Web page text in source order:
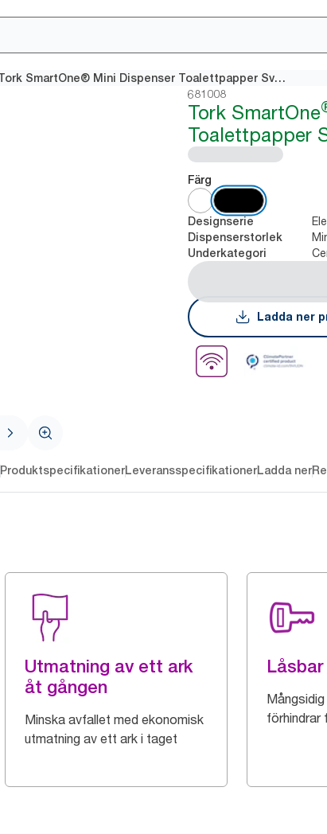
Tork SmartOne® Mini Dispenser Toalettpapper Svart
681008
Tork SmartOne
Toalettpapper
Färg
Designserie
Dispenserstorlek
Underkategori
Ladda ner
ProduktspecifikationerLeveransspecifikationerLadda ner
Utmatning av ett ark
åt gången
Minska avfallet med ekonomisk
utmatning av ett ark i taget
Låsbar
förhindrar